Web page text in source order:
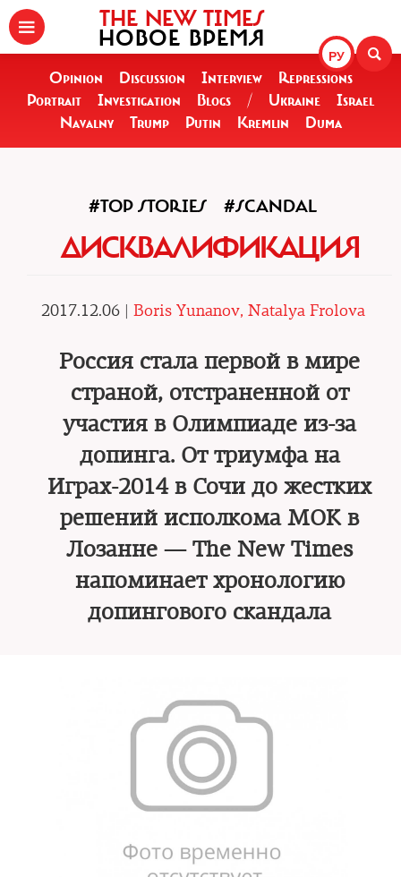
РУ
THE NEW TIMES
НОВОЕ ВРЕМЯ
Opinion Discussion Interview
Repressions
Portrait
Investigation Blogs / Ukraine
Israel
Navalny
Trump Putin Kremlin Duma
#TOP STORIES #SCANDAL
ДИСКВАЛИФИКАЦИЯ
2017.12.06 | Boris Yunanov, Natalya Frolova
Россия стала первой в мире
страной, отстраненной от
участия в Олимпиаде из-за
допинга. От триумфа на
Играх-2014 в Сочи до жестких
решений исполкома МОК в
Лозанне — The New Times
напоминает хронологию
допингового скандала